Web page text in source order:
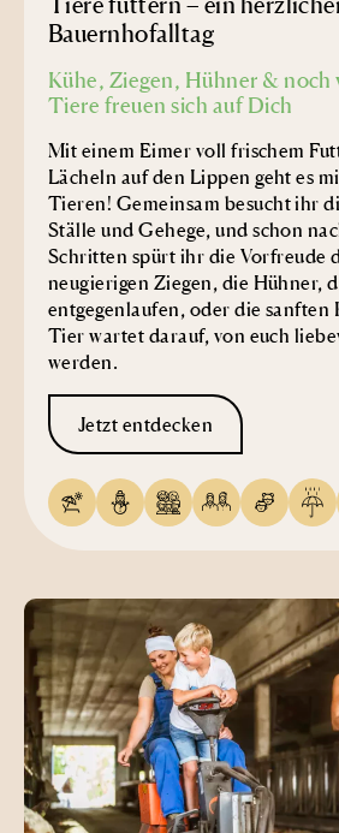
Bauernhofalltag
Kühe, Ziegen, Hühner & noch
Tiere freuen sich auf Dich
Mit einem Eimer voll frischem
Lächeln auf den Lippen geht es
Tieren! Gemeinsam besucht ihr
Ställe und Gehege, und schon
Schritten spürt ihr die Vorfreude
neugierigen Ziegen, die Hühner,
entgegenlaufen, oder die sanften
Tier wartet darauf, von euch
werden.
Jetzt entdecken